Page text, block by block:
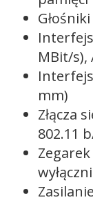
MBit/s),
mm)
Złącza
802.11